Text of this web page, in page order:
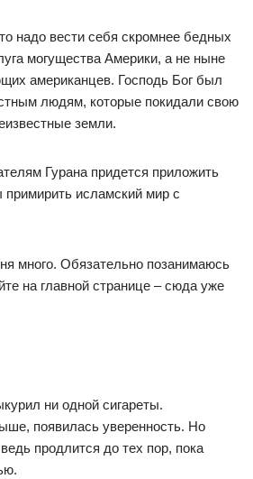
надо вести себя скромнее бедных
могущества Америки, а не ныне
американцев. Господь Бог был
людям, которые покидали свою
земли.
Гурана придется приложить
исламский мир с
много. Обязательно позанимаюсь
на главной странице – сюда уже
ни одной сигареты.
появилась уверенность. Но
продлится до тех пор, пока